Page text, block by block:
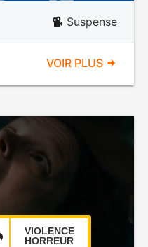
Suspense
VOIR PLUS
VIOLENCE
HORREUR